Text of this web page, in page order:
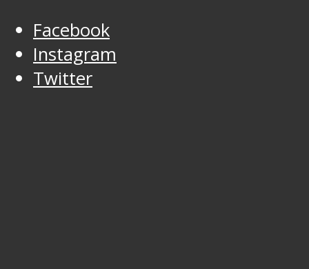
Facebook
Instagram
Twitter